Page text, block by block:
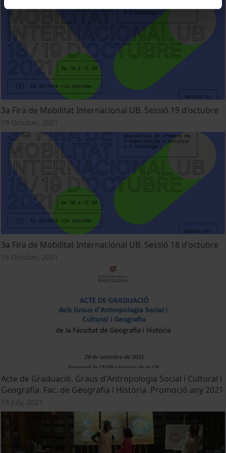
3a Fira de Mobilitat Internacional UB. Sessió 19 d'octubre
19 October, 2021
3a Fira de Mobilitat Internacional UB. Sessió 18 d'octubre
18 October, 2021
Acte de Graduació. Graus d'Antropologia Social i Cultural i
Geografia. Fac. de Geografia i Història. Promoció any 2021
15 July, 2021